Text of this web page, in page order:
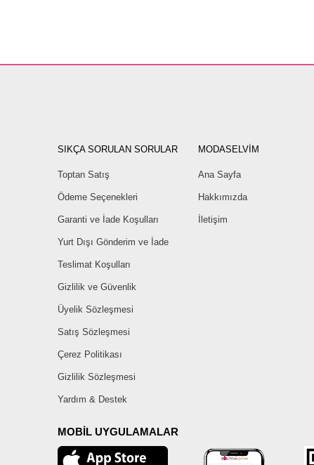
SIKÇA SORULAN SORULAR
Toptan Satış
Ödeme Seçenekleri
Garanti ve İade Koşulları
Yurt Dışı Gönderim ve İade
Teslimat Koşulları
Gizlilik ve Güvenlik
Üyelik Sözleşmesi
Satış Sözleşmesi
Çerez Politikası
Gizlilik Sözleşmesi
Yardım & Destek
MODASELVİM
Ana Sayfa
Hakkımızda
İletişim
MOBİL UYGULAMALAR